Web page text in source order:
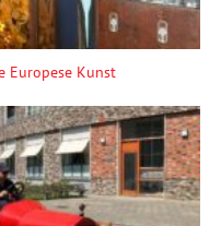
Europese Kunst